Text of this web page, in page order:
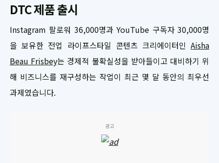
DTC 제품 출시
Instagram 팔로워 36,000명과 YouTube 구독자 30,000명
을 보유한 전업 라이프스타일 콘텐츠 크리에이터인 Aisha
Beau Frisbey는 경제적 불확실성을 받아들이고 대비하기 위
해 비즈니스를 재구성하는 작업이 최근 몇 달 동안의 최우선
과제였습니다.
광고